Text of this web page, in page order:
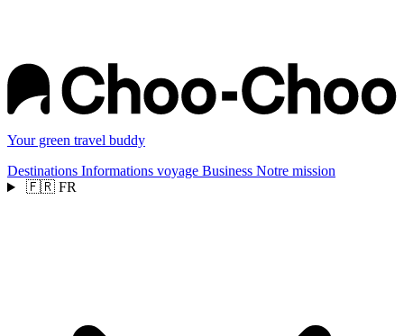
Your green travel buddy
Destinations Informations voyage Business Notre mission
🇫🇷 FR